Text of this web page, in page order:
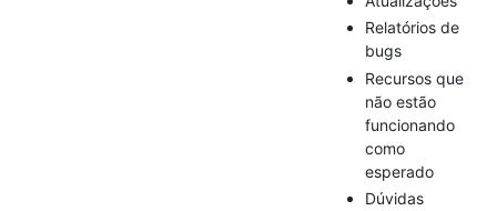
Relatórios de
bugs
Recursos que
não estão
funcionando
como
esperado
Dúvidas